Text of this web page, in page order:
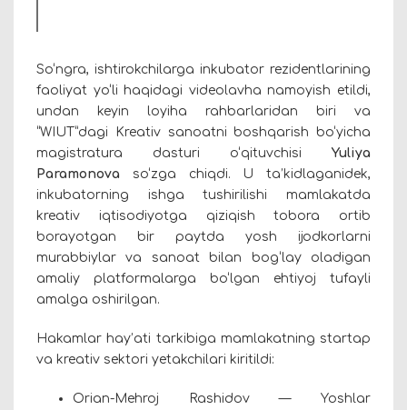
So‘ngra, ishtirokchilarga inkubator rezidentlarining
faoliyat yo‘li haqidagi videolavha namoyish etildi,
undan keyin loyiha rahbarlaridan biri va
“WIUT”dagi Kreativ sanoatni boshqarish bo‘yicha
magistratura dasturi o‘qituvchisi Yuliya
Paramonova so‘zga chiqdi. U ta’kidlaganidek,
inkubatorning ishga tushirilishi mamlakatda
kreativ iqtisodiyotga qiziqish tobora ortib
borayotgan bir paytda yosh ijodkorlarni
murabbiylar va sanoat bilan bog‘lay oladigan
amaliy platformalarga bo‘lgan ehtiyoj tufayli
amalga oshirilgan.
Hakamlar hay’ati tarkibiga mamlakatning startap
va kreativ sektori yetakchilari kiritildi:
Orian-Mehroj Rashidov — Yoshlar